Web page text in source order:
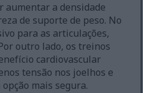
aumentar a densidade
de suporte de peso. No
para as articulações,
outro lado, os treinos
cardiovascular
tensão nos joelhos e
mais segura.